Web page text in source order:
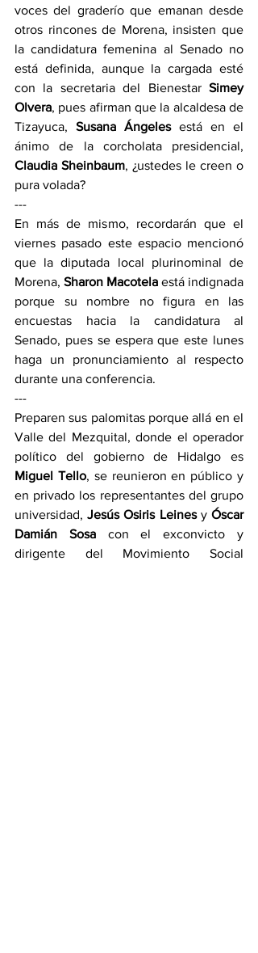
voces del graderío que emanan desde
otros rincones de Morena, insisten que
la candidatura femenina al Senado no
está definida, aunque la cargada esté
con la secretaria del Bienestar Simey
Olvera, pues afirman que la alcaldesa de
Tizayuca, Susana Ángeles está en el
Claudia Sheinbaum, ¿ustedes le creen o
pura volada?
---
En más de mismo, recordarán que el
viernes pasado este espacio mencionó
que la diputada local plurinominal de
Morena, Sharon Macotela está indignada
porque su nombre no figura en las
encuestas hacia la candidatura al
Senado, pues se espera que este lunes
haga un pronunciamiento al respecto
durante una conferencia.
---
Preparen sus palomitas porque allá en el
Valle del Mezquital, donde el operador
Miguel Tello, se reunieron en público y
en privado los representantes del grupo
universidad, Jesús Osiris Leines y Óscar
Damián Sosa con el exconvicto y
dirigente del Movimiento Social